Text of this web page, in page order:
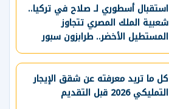
استقبال أسطوري لـ صلاح في تركيا..
شعبية الملك المصري تتجاوز
المستطيل الأخضر.. طرابزون سبور
يسعي لاستعادة لقب الدوري التركي
وتعزيز حظوظه في المنافسات
الأوروبية
كل ما تريد معرفته عن شقق الإيجار
التمليكي 2026 قبل التقديم